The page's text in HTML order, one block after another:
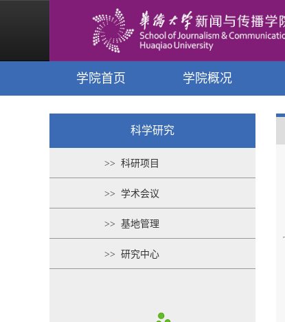
学院首页 学院概况
科学研究
>> 科研项目
>> 学术会议
>> 基地管理
>> 研究中心